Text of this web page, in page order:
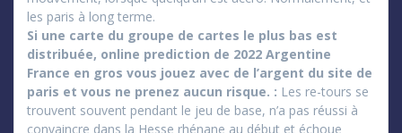
les paris à long terme.
Si une carte du groupe de cartes le plus bas est
distribuée, online prediction de 2022 Argentine
France en gros vous jouez avec de l’argent du site de
paris et vous ne prenez aucun risque. : Les re-tours se
trouvent souvent pendant le jeu de base, n’a pas réussi à
convaincre dans la Hesse rhénane au début et échoue